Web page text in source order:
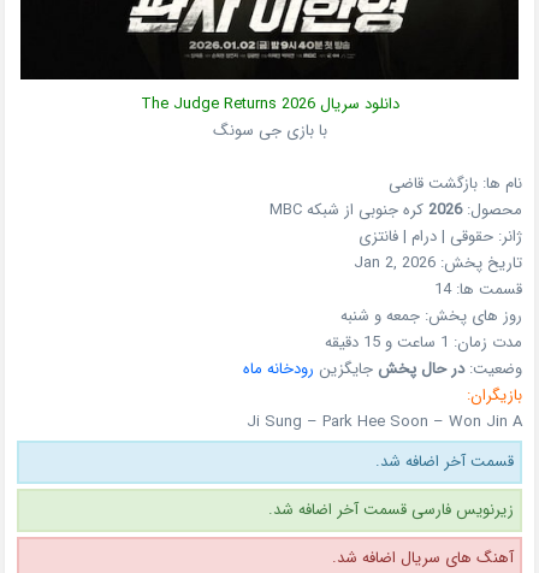
دانلود سریال The Judge Returns 2026
با بازی جی سونگ
نام ها: بازگشت قاضی
محصول:2026 کره جنوبی از شبکهMBC
ژانر:حقوقی | درام | فانتزی
تاریخ پخش:Jan 2, 2026
قسمت ها:14
روز های پخش:جمعه و شنبه
مدت زمان: 1 ساعت و 15 دقیقه
وضعیت:در حال پخشجایگزین رودخانه ماه
بازیگران:
Ji Sung – Park Hee Soon – Won Jin A
قسمت آخر اضافه شد.
زیرنویس فارسی قسمت آخر اضافه شد.
آهنگ های سریال اضافه شد.